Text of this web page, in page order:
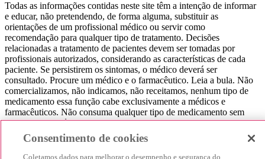
Todas as informações contidas neste site têm a intenção de informar
e educar, não pretendendo, de forma alguma, substituir as
orientações de um profissional médico ou servir como
recomendação para qualquer tipo de tratamento. Decisões
relacionadas a tratamento de pacientes devem ser tomadas por
profissionais autorizados, considerando as características de cada
paciente. Se persistirem os sintomas, o médico deverá ser
consultado. Procure um médico e o farmacêutico. Leia a bula. Não
comercializamos, não indicamos, não receitamos, nenhum tipo de
medicamento essa função cabe exclusivamente a médicos e
farmacêuticos. Não consuma qualquer tipo de medicamento sem
consultar seu médico. Não somos uma loja ou marketplace, ou seja,
não realizamos a venda de medicamentos, apenas contribuímos para
que você encontre o preço mais barato, comparando os preços de
produtos farmacêuticos. Contribuímos e damos auxílio para que sua
Consentimento de cookies
Coletamos dados para melhorar o desempenho e segurança do